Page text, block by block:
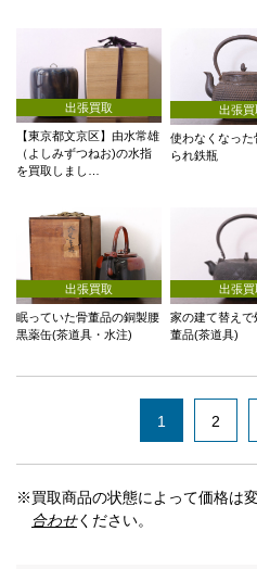
出張買取
【東京都文京区】由水常雄
（よしみずつねお)の水指
を買取しまし…
出張買
使わなくなった
られ鉄瓶
出張買取
眠っていた骨董品の銅製腰
黒薬缶(茶道具・水注)
出張買
家の建て替えで
董品(茶道具)
1 2
※買取商品の状態によって価格は
合わせください。